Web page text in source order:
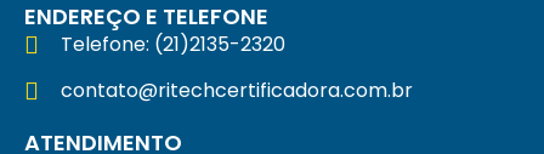
ENDEREÇO E TELEFONE
Telefone: (21)2135-2320
contato@ritechcertificadora.com.br
ATENDIMENTO